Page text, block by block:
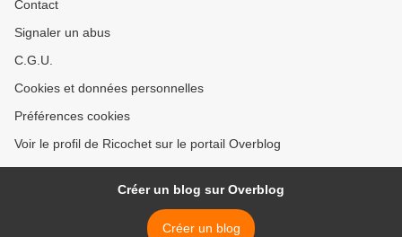
Contact
Signaler un abus
C.G.U.
Cookies et données personnelles
Préférences cookies
Voir le profil de Ricochet sur le portail Overblog
Créer un blog sur Overblog
Créer un blog